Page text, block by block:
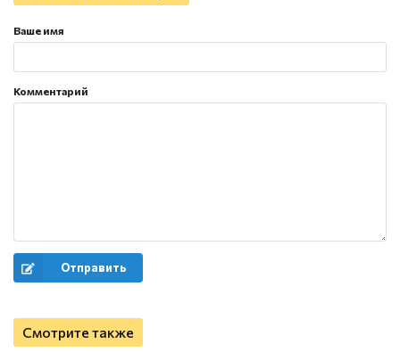
Ваше имя
Комментарий
Отправить
Смотрите также